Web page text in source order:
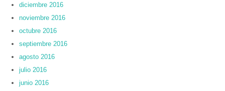
diciembre 2016
noviembre 2016
octubre 2016
septiembre 2016
agosto 2016
julio 2016
junio 2016